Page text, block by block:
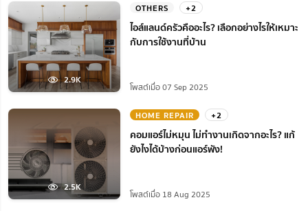
2.9K
OTHERS +2
ไอส์แลนด์ครัวคืออะไร? เลือกอย่างไรให้เหมาะ
กับการใช้งานที่บ้าน
โพสต์เมื่อ 07 Sep 2025
2.5K
HOME REPAIR +2
คอมแอร์ไม่หมุน ไม่ทํางานเกิดจากอะไร? แก้
ยังไงได้บ้างก่อนแอร์พัง!
โพสต์เมื่อ 18 Aug 2025